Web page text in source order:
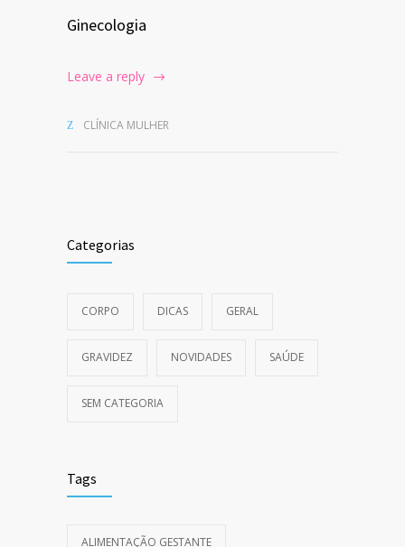
Ginecologia
Leave a reply
CLÍNICA MULHER
Categorias
CORPO DICAS GERAL
GRAVIDEZ NOVIDADES SAÚDE
SEM CATEGORIA
Tags
ALIMENTAÇÃO GESTANTE